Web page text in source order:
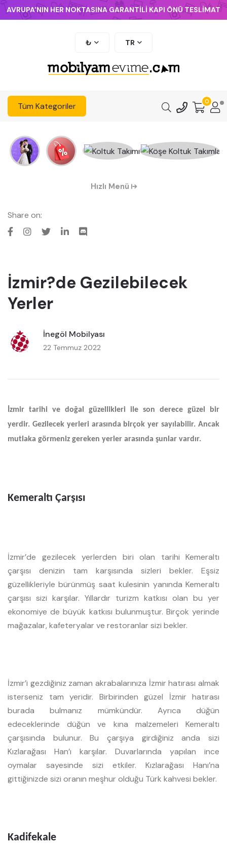
AVRUPA'NIN HER NOKTASINA GARANTİLİ KAPI ÖNÜ TESLİMAT
₺ TR
Tüm Kategoriler 0
Hızlı Menü
Share on:
İzmir?de Gezilebilecek
Yerler
İnegöl Mobilyası
22 Temmuz 2022
İzmir tarihi ve doğal güzellikleri ile son derece güzel bir
yerdir. Gezilecek yerleri arasında birçok yer sayılabilir. Ancak
mutlaka görmeniz gereken yerler arasında şunlar vardır.
Kemeraltı Çarşısı
İzmir’de gezilecek yerlerden biri olan tarihi Kemeraltı
çarşısı denizin tam karşısında sizleri bekler. Eşsiz
güzellikleriyle bürünmüş saat kulesinin yanında Kemeraltı
çarşısı sizi karşılar. Yıllardır turizm katkısı olan bu yer
ekonomiye de büyük katkısı bulunmuştur. Birçok yerinde
mağazalar, kafeteryalar ve restoranlar sizi bekler.
İzmir’i gezdiğiniz zaman akrabalarınıza İzmir hatırası almak
isterseniz tam yeridir. Birbirinden güzel İzmir hatırası
burada bulmanız mümkündür. Ayrıca düğün
edeceklerinde düğün ve kına malzemeleri Kemeraltı
çarşısında bulunur. Bu çarşıya girdiğiniz anda sizi
Kızlarağası Han’ı karşılar. Duvarlarında yapılan ince
oymalar sayesinde sizi etkiler. Kızlarağası Hanı’na
gittiğinizde sizi oranın meşhur olduğu Türk kahvesi bekler.
Kadifekale